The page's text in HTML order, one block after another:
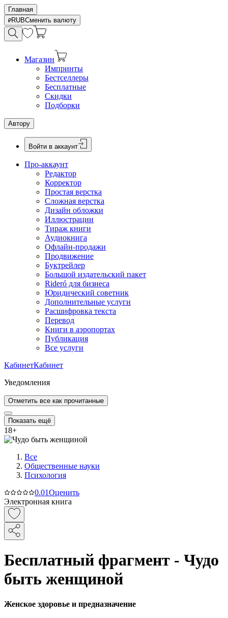
Главная
RUBСменить валюту
Магазин
Импринты
Бестселлеры
Бесплатные
Скидки
Подборки
Автору
Войти в аккаунт
Про-аккаунт
Редактор
Корректор
Простая верстка
Сложная верстка
Дизайн обложки
Иллюстрации
Тираж книги
Аудиокнига
Офлайн-продажи
Продвижение
Буктрейлер
Большой издательский пакет
Rideró для бизнеса
Юридический советник
Дополнительные услуги
Расшифровка текста
Перевод
Книги в аэропортах
Публикация
Все услуги
КабинетКабинет
Уведомления
Отметить все как прочитанные
Показать ещё
18+
Все
Общественные науки
Психология
0.01Оценить
Электронная книга
Бесплатный фрагмент - Чудо
быть женщиной
Женское здоровье и предназначение